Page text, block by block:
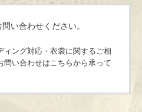
い合わせください。
ィング対応・衣裳に関するご相
問い合わせはこちらから承って